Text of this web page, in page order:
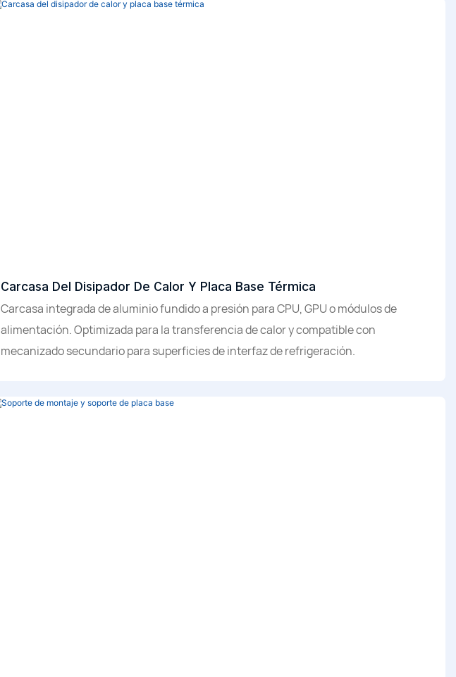
Carcasa Del Disipador De Calor Y Placa Base Térmica
Carcasa integrada de aluminio fundido a presión para CPU, GPU o módulos de
alimentación. Optimizada para la transferencia de calor y compatible con
mecanizado secundario para superficies de interfaz de refrigeración.